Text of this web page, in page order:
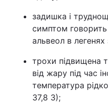
задишка і
симптом
альвеол в
трохи підвищена
від жару під час
температура
37,8 З);